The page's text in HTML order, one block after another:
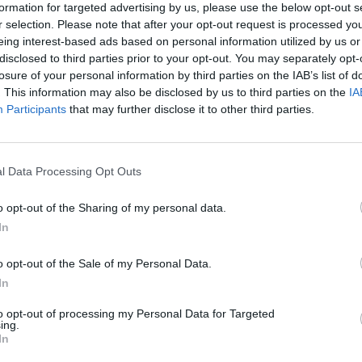
for targeted advertising by us, please use the below opt-out
selection. Please note that after your opt-out request is processed
interest-based ads based on personal information utilized by us
to third parties prior to your opt-out. You may separately
of your personal information by third parties on the IAB’s list of
This information may also be disclosed by us to third parties on the
Participants that may further disclose it to other third parties.
Data Processing Opt Outs
opt-out of the Sharing of my personal data.
opt-out of the Sale of my Personal Data.
opt-out of processing my Personal Data for Targeted
Via Confalonieri, 5
Castronno
Tutti gli eventi
diagosto
a cuore l'informazione del nostro territorio e
prima linea per informarvi con attenzione.